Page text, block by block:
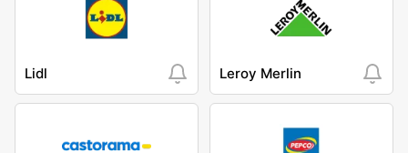
Lidl Leroy Merlin